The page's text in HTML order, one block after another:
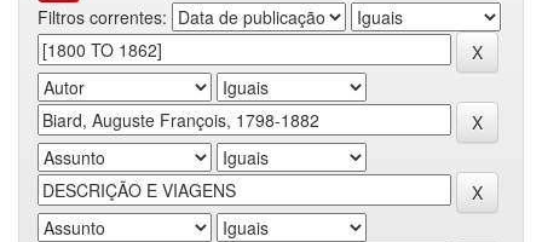
Filtros correntes: